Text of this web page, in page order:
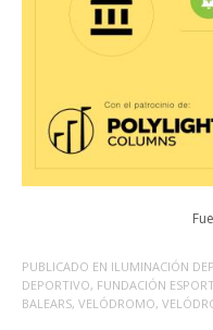
PUBLICADO EN ILUMINACIÓN
DEPORTIVO, FUNDACIÓN
BALEARS, VELÓDROMO,